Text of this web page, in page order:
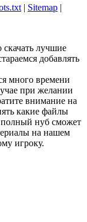
| Sitemap |
лучшие
добавлять
много времени
при желании
внимание на
какие файлы
нуб сможет
на нашем
игроку.